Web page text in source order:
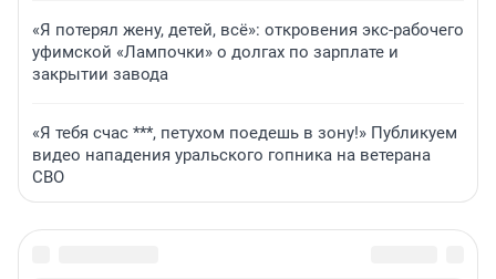
«Я потерял жену, детей, всё»: откровения экс-рабочего
уфимской «Лампочки» о долгах по зарплате и
закрытии завода
«Я тебя счас ***, петухом поедешь в зону!» Публикуем
видео нападения уральского гопника на ветерана
СВО